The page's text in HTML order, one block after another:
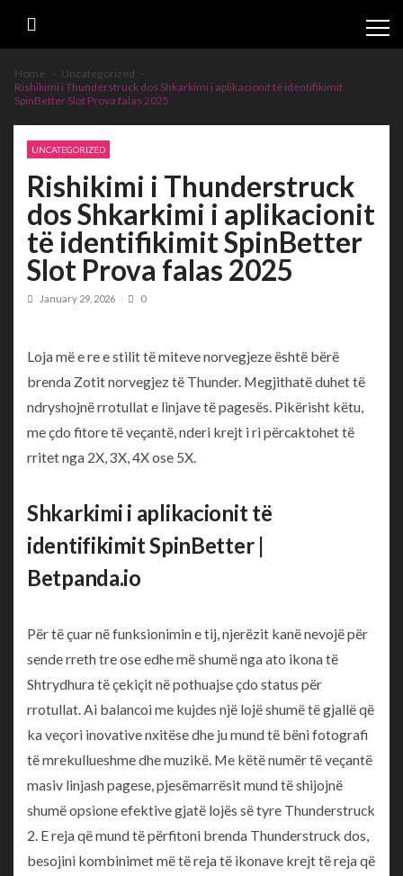
Home
Uncategorized
Rishikimi i Thunderstruck dos Shkarkimi i aplikacionit të identifikimit
SpinBetter Slot Prova falas 2025
UNCATEGORIZED
Rishikimi i Thunderstruck
dos Shkarkimi i aplikacionit
të identifikimit SpinBetter
Slot Prova falas 2025
January 29, 2026 0
Loja më e re e stilit të miteve norvegjeze është bërë
brenda Zotit norvegjez të Thunder. Megjithatë duhet të
ndryshojnë rrotullat e linjave të pagesës. Pikërisht këtu,
me çdo fitore të veçantë, nderi krejt i ri përcaktohet të
rritet nga 2X, 3X, 4X ose 5X.
Shkarkimi i aplikacionit të
identifikimit SpinBetter |
Betpanda.io
Për të çuar në funksionimin e tij, njerëzit kanë nevojë për
sende rreth tre ose edhe më shumë nga ato ikona të
Shtrydhura të çekiçit në pothuajse çdo status për
rrotullat. Ai balancoi me kujdes një lojë shumë të gjallë që
ka veçori inovative nxitëse dhe ju mund të bëni fotografi
të mrekullueshme dhe muzikë. Me këtë numër të veçantë
masiv linjash pagese, pjesëmarrësit mund të shijojnë
shumë opsione efektive gjatë lojës së tyre Thunderstruck
2. E reja që mund të përfitoni brenda Thunderstruck dos,
besojini kombinimet më të reja të ikonave krejt të reja që